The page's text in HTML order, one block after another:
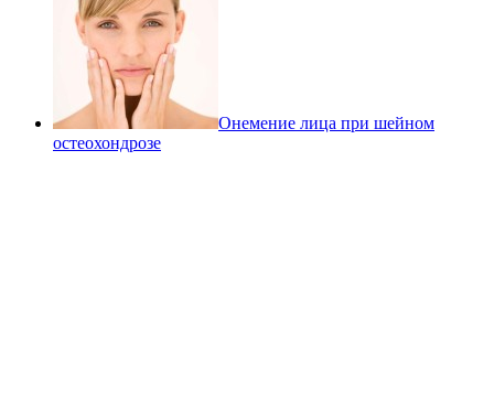
Онемение лица при шейном
остеохондрозе